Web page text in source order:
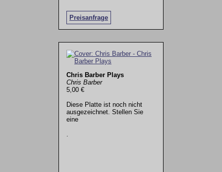
Preisanfrage
Chris Barber Plays
Chris Barber
5,00 €
Diese Platte ist noch nicht
ausgezeichnet. Stellen Sie
eine
.